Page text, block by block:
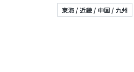
東海 / 近畿 / 中国 / 九州